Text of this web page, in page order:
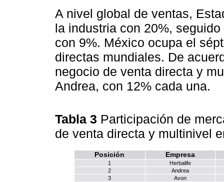
A nivel global de ventas,
la industria con 20%,
con 9%. México ocupa el
directas mundiales. De
negocio de venta directa y
Andrea, con 12% cada una.
Tabla 3 Participación de
de venta directa y multinivel
Posición Empresa
1
Herbalife
2
Andrea
3
Avon